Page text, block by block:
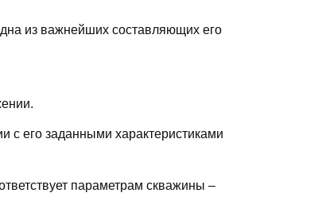
из важнейших составляющих его
с его заданными характеристиками
параметрам скважины –